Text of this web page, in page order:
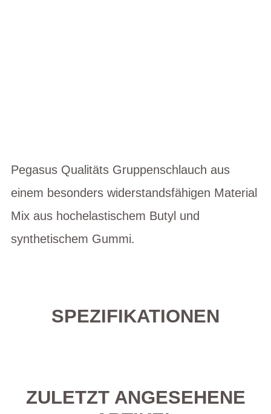
Pegasus Qualitäts Gruppenschlauch aus
einem besonders widerstandsfähigen Material
Mix aus hochelastischem Butyl und
synthetischem Gummi.
SPEZIFIKATIONEN
ZULETZT ANGESEHENE